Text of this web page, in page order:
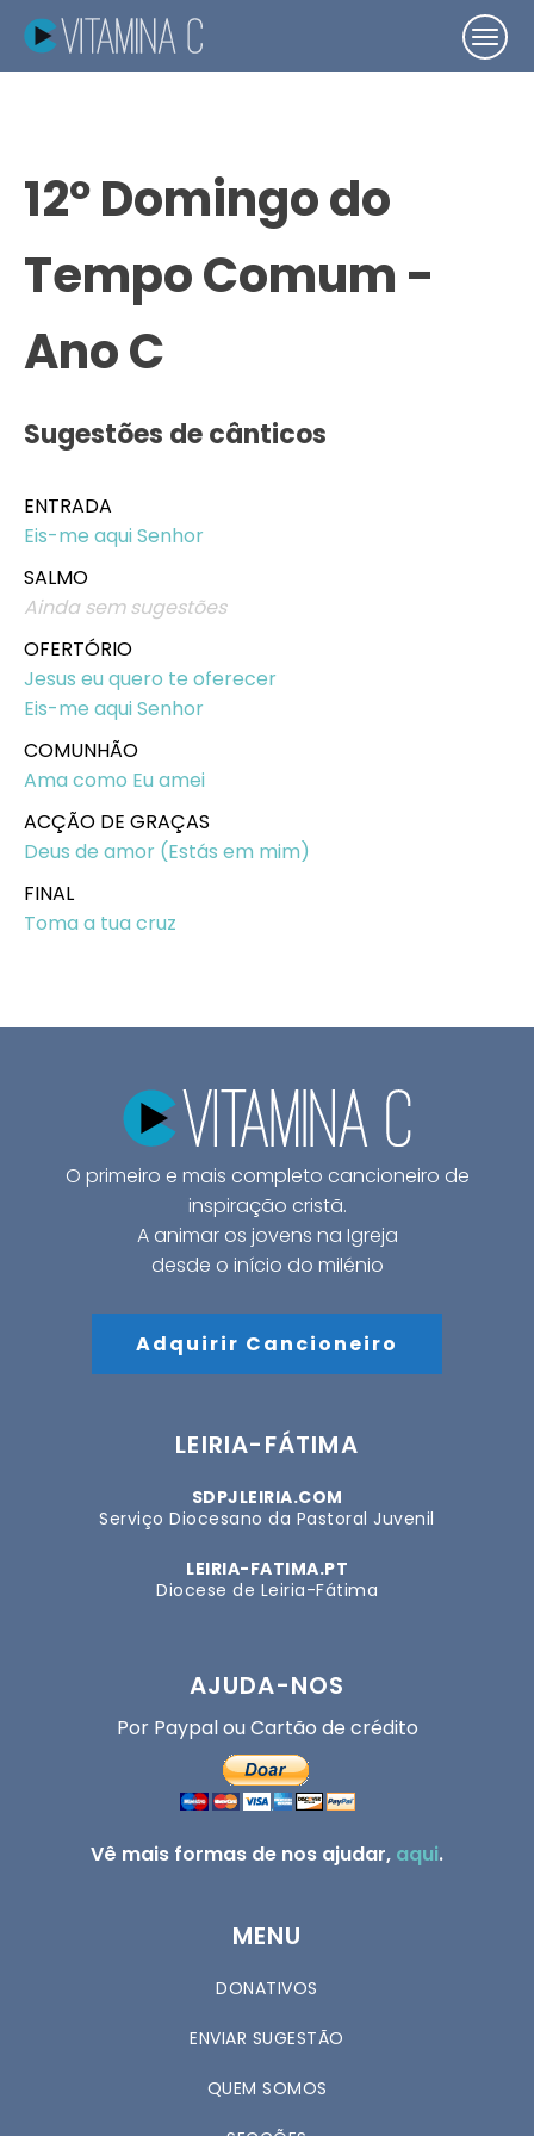
12º Domingo do
Tempo Comum -
Ano C
Sugestões de cânticos
ENTRADA
Eis-me aqui Senhor
SALMO
Ainda sem sugestões
OFERTÓRIO
Jesus eu quero te oferecer
Eis-me aqui Senhor
COMUNHÃO
Ama como Eu amei
ACÇÃO DE GRAÇAS
Deus de amor (Estás em mim)
FINAL
Toma a tua cruz
O primeiro e mais completo cancioneiro de
inspiração cristã.
A animar os jovens na Igreja
desde o início do milénio
Adquirir Cancioneiro
LEIRIA-FÁTIMA
SDPJLEIRIA.COM
Serviço Diocesano da Pastoral Juvenil
LEIRIA-FATIMA.PT
Diocese de Leiria-Fátima
AJUDA-NOS
Por Paypal ou Cartão de crédito
Vê mais formas de nos ajudar, aqui.
MENU
DONATIVOS
ENVIAR SUGESTÃO
QUEM SOMOS